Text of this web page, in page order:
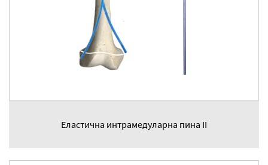
Еластична интрамедуларна пина II